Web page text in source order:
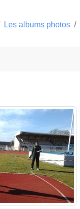
Les albums photos